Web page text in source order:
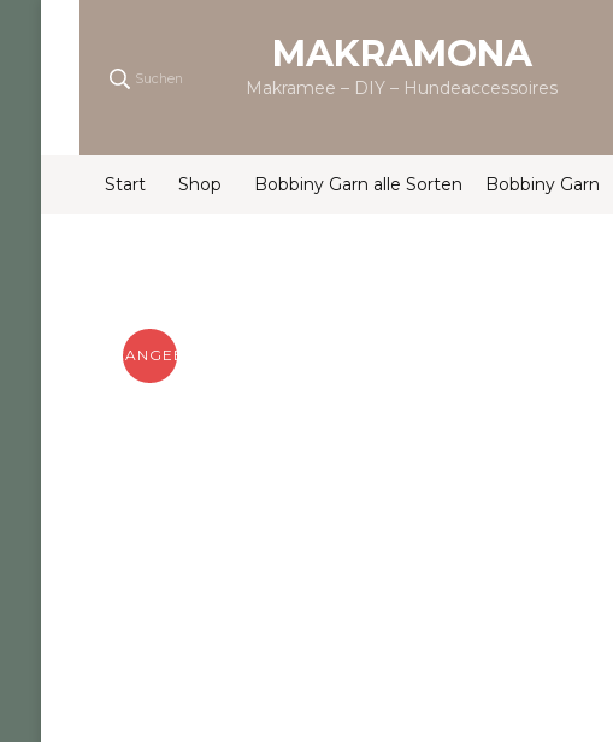
Suchen
MAKRAMONA
Makramee – DIY – Hundeaccessoires
Start Shop Bobbiny Garn alle Sorten Bobbiny Garn
ANGEBOT!